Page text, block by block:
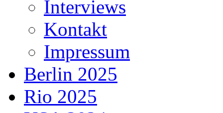
Interviews
Kontakt
Impressum
Berlin 2025
Rio 2025